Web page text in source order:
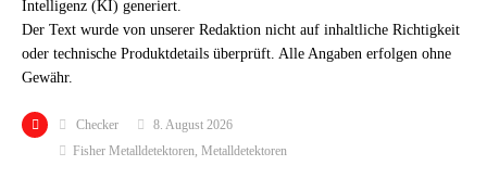
Intelligenz (KI) generiert.
Der Text wurde von unserer Redaktion nicht auf inhaltliche Richtigkeit
oder technische Produktdetails überprüft. Alle Angaben erfolgen ohne
Gewähr.
Checker
8. August 2026
Fisher Metalldetektoren Metalldetektoren